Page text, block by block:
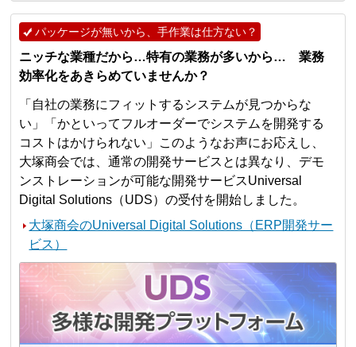
パッケージが無いから、手作業は仕方ない？
ニッチな業種だから…特有の業務が多いから… 業務
効率化をあきらめていませんか？
「自社の業務にフィットするシステムが見つからな
い」「かといってフルオーダーでシステムを開発する
コストはかけられない」このようなお声にお応えし、
大塚商会では、通常の開発サービスとは異なり、デモ
ンストレーションが可能な開発サービスUniversal
Digital Solutions（UDS）の受付を開始しました。
大塚商会のUniversal Digital Solutions（ERP開発サー
ビス）